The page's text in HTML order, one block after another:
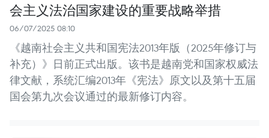
会主义法治国家建设的重要战略举措
06/07/2025 08:10
《越南社会主义共和国宪法2013年版（2025年修订与
补充）》日前正式出版。该书是越南党和国家权威法
律文献，系统汇编2013年《宪法》原文以及第十五届
国会第九次会议通过的最新修订内容。